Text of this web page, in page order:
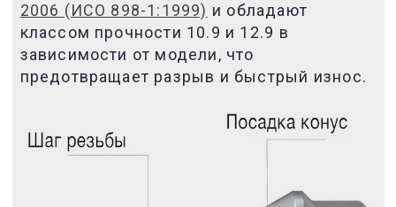
2006 (ИСО 898-1:1999) и обладают
классом прочности 10.9 и 12.9 в
зависимости от модели, что
предотвращает разрыв и быстрый износ.